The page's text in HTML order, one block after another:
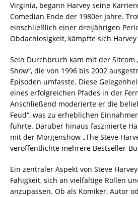
Virginia, begann Harvey seine
Comedian Ende der 1980er Jahre.
einschließlich einer dreijährigen
Obdachlosigkeit, kämpfte sich
Sein Durchbruch kam mit der Sitcom
Show“, die von 1996 bis 2002
Episoden umfasste. Diese
eines erfolgreichen Pfades in der
Anschließend moderierte er die
Feud“, was zu erheblichen
führte. Darüber hinaus faszinierte
mit der Morgenshow „The Steve
veröffentlichte mehrere Bestseller-
Ein zentraler Aspekt von Steve
Fähigkeit, sich an vielfältige Rollen
anzupassen. Ob als Komiker, Autor